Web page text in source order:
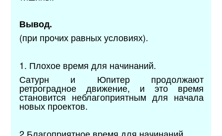
Вывод.
(при прочих равных условиях).
1. Плохое время для начинаний.
Сатурн и Юпитер продолжают
ретроградное движение, и это время
становится неблагоприятным для начала
новых проектов.
2.Благоприятное время для начинаний.